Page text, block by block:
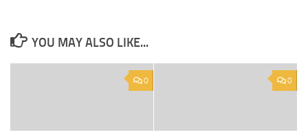
YOU MAY ALSO LIKE...
0 0